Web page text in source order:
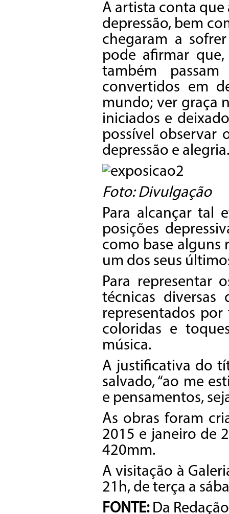
A artista conta que
depressão, bem
chegaram a
pode afirmar
também
convertidos em
mundo; ver graça
iniciados e
possível observar
depressão e alegria.
Foto: Divulgação
Para alcançar tal
posições
como base alguns
um dos seus
Para representar
técnicas
representados
coloridas e
música.
A justificativa do
salvado, “ao me
e pensamentos,
As obras foram
2015 e janeiro de
420mm.
A visitação à
21h, de terça a
FONTE:Da